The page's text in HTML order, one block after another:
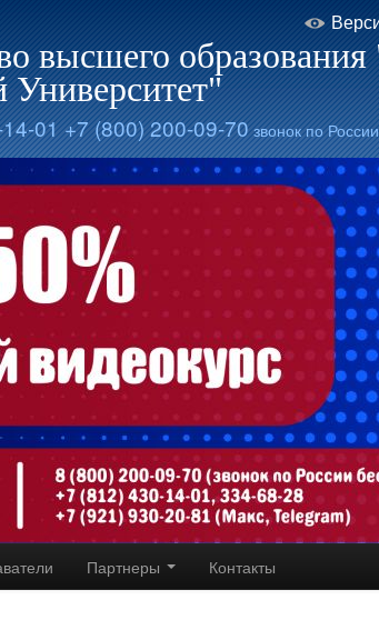
высшего
01+7 (800) 200-09-70 звонок по
Партнеры Контакты